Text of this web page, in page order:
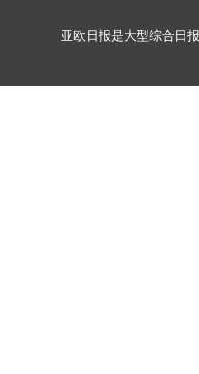
亚欧日报是大型综合日